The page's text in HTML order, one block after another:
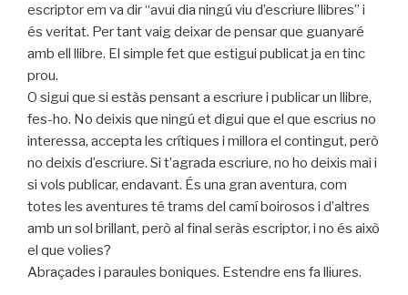
escriptor em va dir “avui dia ningú viu d’escriure llibres” i
és veritat. Per tant vaig deixar de pensar que guanyaré
amb ell llibre. El simple fet que estigui publicat ja en tinc
prou.
O sigui que si estàs pensant a escriure i publicar un llibre,
fes-ho. No deixis que ningú et digui que el que escrius no
interessa, accepta les crítiques i millora el contingut, però
no deixis d’escriure. Si t’agrada escriure, no ho deixis mai i
si vols publicar, endavant. És una gran aventura, com
totes les aventures té trams del camí boirosos i d’altres
amb un sol brillant, però al final seràs escriptor, i no és això
el que volies?
Abraçades i paraules boniques. Estendre ens fa lliures.